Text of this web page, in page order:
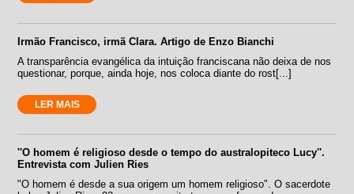
Irmão Francisco, irmã Clara. Artigo de Enzo Bianchi
A transparência evangélica da intuição franciscana não deixa de nos
questionar, porque, ainda hoje, nos coloca diante do rost[...]
LER MAIS
''O homem é religioso desde o tempo do australopiteco Lucy''.
Entrevista com Julien Ries
"O homem é desde a sua origem um homem religioso". O sacerdote